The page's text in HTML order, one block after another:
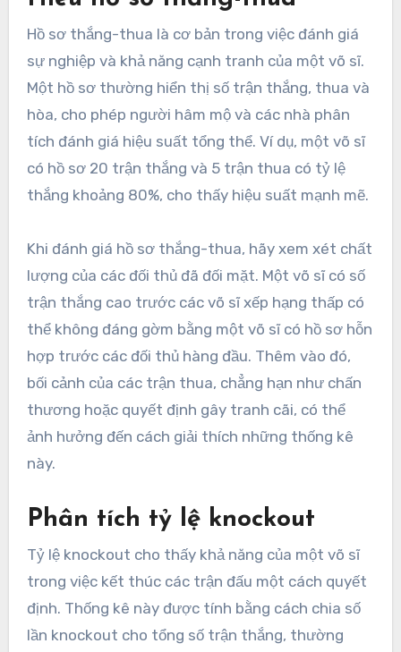
Hồ sơ thắng-thua là cơ bản trong việc đánh giá
sự nghiệp và khả năng cạnh tranh của một võ sĩ.
Một hồ sơ thường hiển thị số trận thắng, thua và
hòa, cho phép người hâm mộ và các nhà phân
tích đánh giá hiệu suất tổng thể. Ví dụ, một võ sĩ
có hồ sơ 20 trận thắng và 5 trận thua có tỷ lệ
thắng khoảng 80%, cho thấy hiệu suất mạnh mẽ.
Khi đánh giá hồ sơ thắng-thua, hãy xem xét chất
lượng của các đối thủ đã đối mặt. Một võ sĩ có số
trận thắng cao trước các võ sĩ xếp hạng thấp có
thể không đáng gờm bằng một võ sĩ có hồ sơ hỗn
hợp trước các đối thủ hàng đầu. Thêm vào đó,
bối cảnh của các trận thua, chẳng hạn như chấn
thương hoặc quyết định gây tranh cãi, có thể
ảnh hưởng đến cách giải thích những thống kê
này.
Phân tích tỷ lệ knockout
Tỷ lệ knockout cho thấy khả năng của một võ sĩ
trong việc kết thúc các trận đấu một cách quyết
định. Thống kê này được tính bằng cách chia số
lần knockout cho tổng số trận thắng, thường